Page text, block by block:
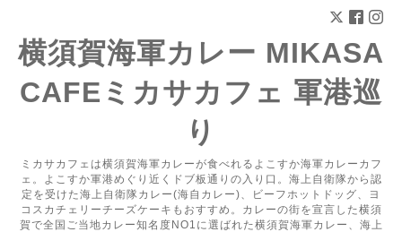
横須賀海軍カレー MIKASA
CAFEミカサカフェ 軍港巡
り
ミカサカフェは横須賀海軍カレーが食べれるよこすか海軍カレーカフ
ェ。よこすか軍港めぐり近くドブ板通りの入り口。海上自衛隊から認
定を受けた海上自衛隊カレー(海自カレー)、ビーフホットドッグ、ヨ
コスカチェリーチーズケーキもおすすめ。カレーの街を宣言した横須
賀で全国ご当地カレー知名度NO1に選ばれた横須賀海軍カレー、海上